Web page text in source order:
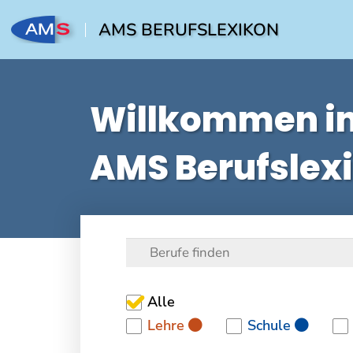
AMS BERUFSLEXIKON
Willkommen
AMS
Alle
Lehre
Schule